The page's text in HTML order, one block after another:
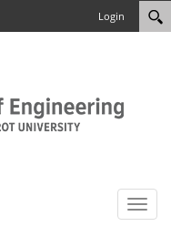
Login
Toggle